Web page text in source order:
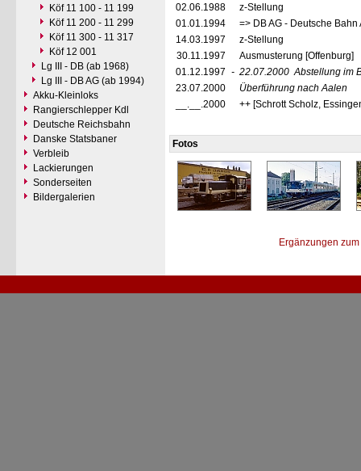
Köf 11 100 - 11 199
Köf 11 200 - 11 299
Köf 11 300 - 11 317
Köf 12 001
Lg III - DB (ab 1968)
Lg III - DB AG (ab 1994)
Akku-Kleinloks
Rangierschlepper Kdl
Deutsche Reichsbahn
Danske Statsbaner
Verbleib
Lackierungen
Sonderseiten
Bildergalerien
02.06.1988
z-Stellung
01.01.1994
=> DB AG - Deutsche
14.03.1997
z-Stellung
30.11.1997
Ausmusterung [Offenburg]
01.12.1997 - 22.07.2000 Abstellung im
23.07.2000
Überführung nach Aalen
__.__.2000
++ [Schrott Scholz,
Fotos
Ergänzungen